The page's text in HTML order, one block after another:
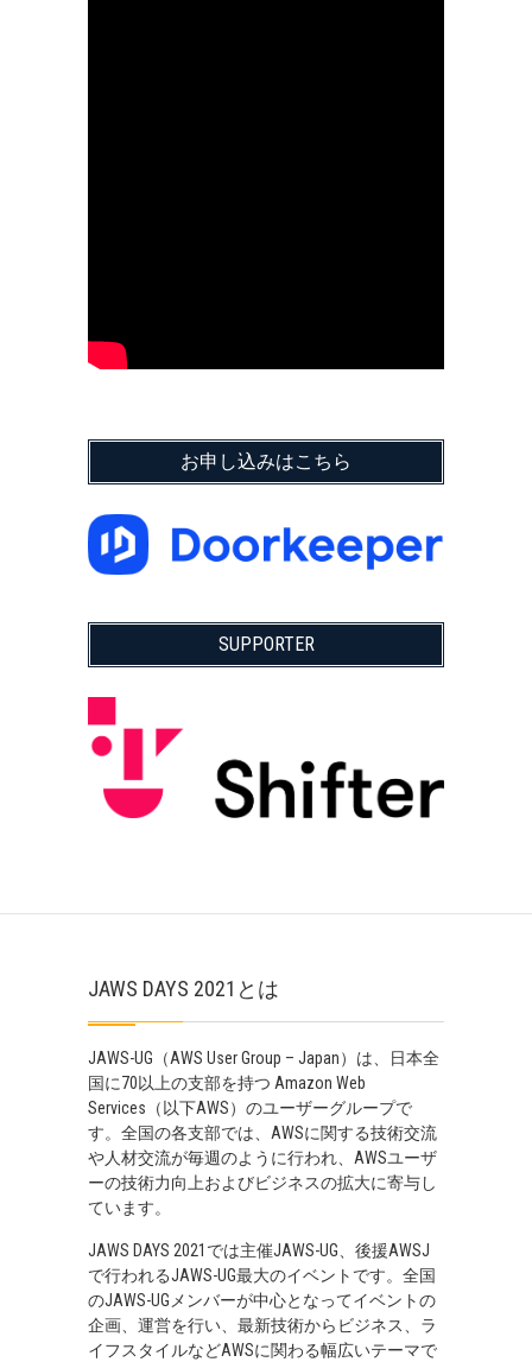
お申し込みはこちら
SUPPORTER
JAWS DAYS 2021とは
JAWS-UG（AWS User Group – Japan）は、日本全
国に70以上の支部を持つ Amazon Web
Services（以下AWS）のユーザーグループで
す。全国の各支部では、AWSに関する技術交流
や人材交流が毎週のように行われ、AWSユーザ
ーの技術力向上およびビジネスの拡大に寄与し
ています。
JAWS DAYS 2021では主催JAWS-UG、後援AWSJ
で行われるJAWS-UG最大のイベントです。全国
のJAWS-UGメンバーが中心となってイベントの
企画、運営を行い、最新技術からビジネス、ラ
イフスタイルなどAWSに関わる幅広いテーマで